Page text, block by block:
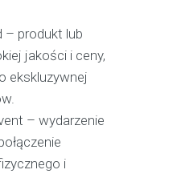
– produkt lub
jakości i ceny,
ekskluzywnej
– wydarzenie
i